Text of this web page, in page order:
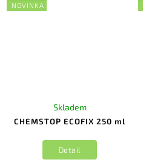
NOVINKA
CHEMSTOP ECOFIX 250 ml
Skladem
Detail